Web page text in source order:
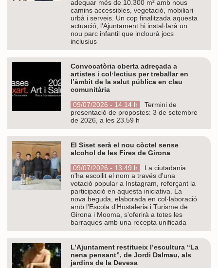
adequar més de 10.300 m² amb nous
camins accessibles, vegetació, mobiliari
urbà i serveis. Un cop finalitzada aquesta
actuació, l'Ajuntament hi instal·larà un
nou parc infantil que inclourà jocs
inclusius
Convocatòria oberta adreçada a
artistes i col·lectius per treballar en
l’àmbit de la salut pública en clau
comunitària
09/07/2026 - 14.14 h
Termini de
presentació de propostes: 3 de setembre
de 2026, a les 23.59 h
El Siset serà el nou còctel sense
alcohol de les Fires de Girona
09/07/2026 - 13.49 h
La ciutadania
n'ha escollit el nom a través d'una
votació popular a Instagram, reforçant la
participació en aquesta iniciativa. La
nova beguda, elaborada en col·laboració
amb l'Escola d'Hostaleria i Turisme de
Girona i Mooma, s'oferirà a totes les
barraques amb una recepta unificada
L’Ajuntament restitueix l’escultura “La
nena pensant”, de Jordi Dalmau, als
jardins de la Devesa